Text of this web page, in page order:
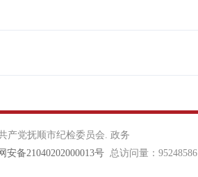
产党抚顺市纪检委员会. 政务
安备21040202000013号 总访问量：95248586